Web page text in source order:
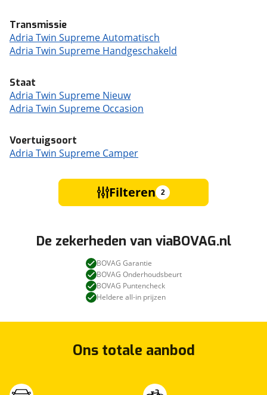
Transmissie
Adria Twin Supreme Automatisch
Adria Twin Supreme Handgeschakeld
Staat
Adria Twin Supreme Nieuw
Adria Twin Supreme Occasion
Voertuigsoort
Adria Twin Supreme Camper
Filteren 2
De zekerheden van viaBOVAG.nl
BOVAG Garantie
BOVAG Onderhoudsbeurt
BOVAG Puntencheck
Heldere all-in prijzen
Ons totale aanbod